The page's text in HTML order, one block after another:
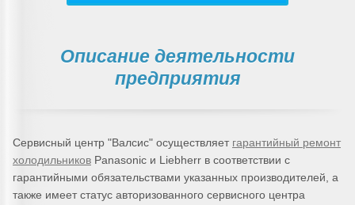
Описание деятельности
предприятия
Сервисный центр "Валсис" осуществляет гарантийный ремонт
холодильников Panasonic и Liebherr в соответствии с
гарантийными обязательствами указанных производителей, а
также имеет статус авторизованного сервисного центра